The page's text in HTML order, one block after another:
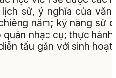
sử, ý nghĩa của văn
năm; kỹ năng sử
nhạc cụ; thực hành
tấu gắn với sinh hoạt